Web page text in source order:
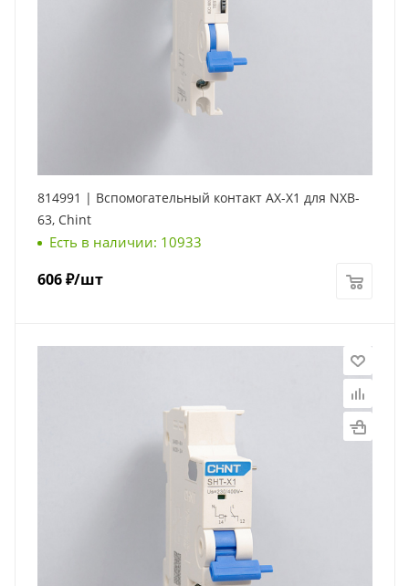
814991 | Вспомогательный контакт AX-X1 для NXB-
63, Chint
Есть в наличии: 10933
606₽/шт